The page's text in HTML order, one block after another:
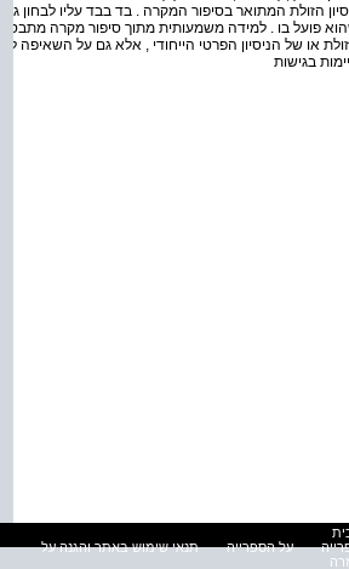
הזולת המתואר בסיפור המקרה . בד בבד עליו לבחון
פועל בו . למידה משמעותית מתוך סיפור מקרה
או של הניסיון הפרטי הייחודי , אלא גם על השאיפה
בגישות
על הספרייה
תנאי שימוש באתר והגנה על